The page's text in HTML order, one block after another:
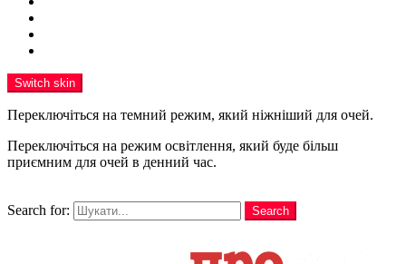
Switch skin
Переключіться на темний режим, який ніжніший для очей.
Переключіться на режим освітлення, який буде більш
приємним для очей в денний час.
Search for:
Search